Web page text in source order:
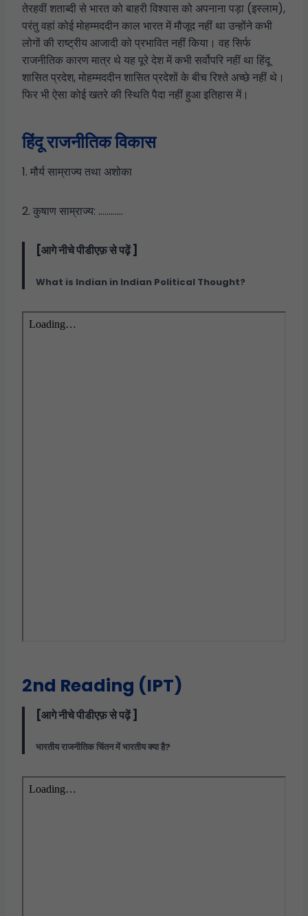
तेरहवीं शताब्दी से भारत को बाहरी विश्वास को अपनाना पड़ा (इस्लाम),
परंतु वहां कोई मोहम्मददीन काल भारत में मौजूद नहीं था उन्होंने कभी
लोगों की राष्ट्रीय आजादी को प्रभावित नहीं किया। वह सिर्फ
राजनीतिक कारण मात्र थे यह पूरे देश में कभी सर्वोपरि नहीं था हिंदू
शासित प्रदेश, मोहम्मददीन शासित प्रदेशों के बीच रिश्ते अच्छे नहीं थे।
फिर भी ऐसा कोई खतरे की स्थिति पैदा नहीं हुआ इतिहास में।
हिंदू राजनीतिक विकास
1. मौर्य साम्राज्य तथा अशोका
2. कुषाण साम्राज्य: …………
[आगे नीचे पीडीएफ़ से पढ़ें ]
What is Indian in Indian Political Thought?
2nd Reading (IPT)
[आगे नीचे पीडीएफ़ से पढ़ें ]
भारतीय राजनीतिक चिंतन में भारतीय क्या है?